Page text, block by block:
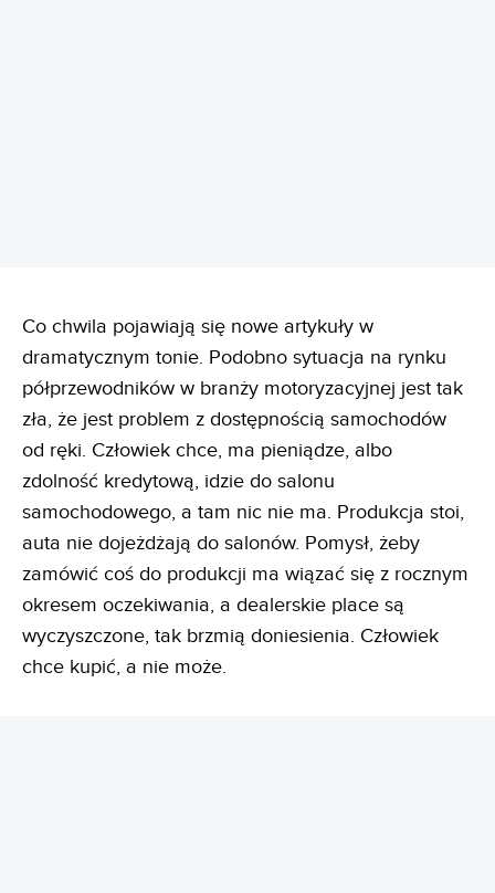
Co chwila pojawiają się nowe artykuły w
dramatycznym tonie. Podobno sytuacja na rynku
półprzewodników w branży motoryzacyjnej jest tak
zła, że jest problem z dostępnością samochodów
od ręki. Człowiek chce, ma pieniądze, albo
zdolność kredytową, idzie do salonu
samochodowego, a tam nic nie ma. Produkcja stoi,
auta nie dojeżdżają do salonów. Pomysł, żeby
zamówić coś do produkcji ma wiązać się z rocznym
okresem oczekiwania, a dealerskie place są
wyczyszczone, tak brzmią doniesienia. Człowiek
chce kupić, a nie może.